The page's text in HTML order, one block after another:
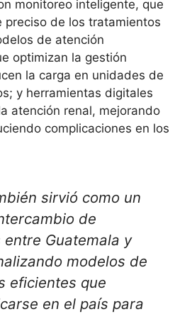
monitoreo inteligente, que
preciso de los tratamientos
de atención
optimizan la gestión
la carga en unidades de
y herramientas digitales
atención renal, mejorando
complicaciones en los
sirvió como un
de
Guatemala y
modelos de
eficientes que
en el país para